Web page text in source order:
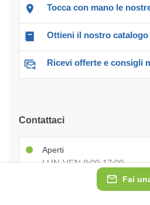
Fai
Tocca con mano le nostre
Ottieni il nostro catalogo
Ricevi offerte e consigli
Contattaci
Aperti
LUN-VEN 8:00-17:00